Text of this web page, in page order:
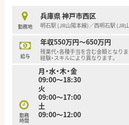
■処方枚数に比べると手厚い人員体
しっかり患者様に向合える環境を
■薬剤師様も離職率は7～10％と業
たれております。
■「患者様に喜んでもらいたい」と
セスを評価する社風です。
■在宅医療のパイオニアとして、
様を支えてきました。
【勤務実態について】
日制を導入しています。
■全店舗の月平均残業時間は4.7時
単位で支給されます。
■産休育休の希望者取得率と復帰率
小3まで可能です。
勤務地
兵庫県 神戸市西区
明石駅 (JR山陽本線)／西明石駅 (JR
給与
年収550万円～650万円
残業代・各種手当を含む金額となりま
経験・スキルにより異なります。
勤務
時間
月・水・木・金
09:00～18:30
火
09:00～17:00
土
09:00～12:00